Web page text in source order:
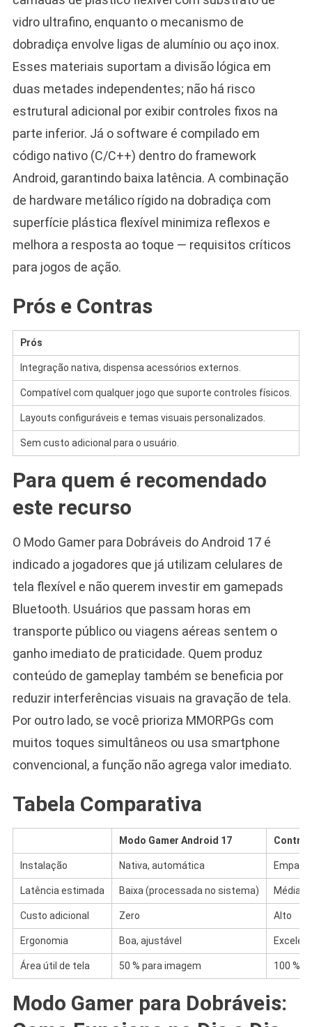
vidro ultrafino, enquanto o mecanismo de
dobradiça envolve ligas de alumínio ou aço inox.
Esses materiais suportam a divisão lógica em
duas metades independentes; não há risco
estrutural adicional por exibir controles fixos na
parte inferior. Já o software é compilado em
código nativo (C/C++) dentro do framework
Android, garantindo baixa latência. A combinação
de hardware metálico rígido na dobradiça com
superfície plástica flexível minimiza reflexos e
melhora a resposta ao toque — requisitos críticos
para jogos de ação.
Prós e Contras
Prós
Integração nativa, dispensa acessórios externos.
Compatível com qualquer jogo que suporte controles físicos.
Layouts configuráveis e temas visuais personalizados.
Sem custo adicional para o usuário.
Para quem é recomendado
este recurso
O Modo Gamer para Dobráveis do Android 17 é
indicado a jogadores que já utilizam celulares de
tela flexível e não querem investir em gamepads
Bluetooth. Usuários que passam horas em
transporte público ou viagens aéreas sentem o
ganho imediato de praticidade. Quem produz
conteúdo de gameplay também se beneficia por
reduzir interferências visuais na gravação de tela.
Por outro lado, se você prioriza MMORPGs com
muitos toques simultâneos ou usa smartphone
convencional, a função não agrega valor imediato.
Tabela Comparativa
Modo Gamer Android 17
Instalação Nativa, automática
Latência estimada Baixa (processada no sistema) Média
Custo adicional Zero Alto
Ergonomia Boa, ajustável
Área útil de tela 50 % para imagem 100 %
Modo Gamer para Dobráveis: